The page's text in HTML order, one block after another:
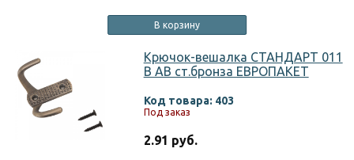
В корзину
Крючок-вешалка СТАНДАРТ 011
B AB ст.бронза ЕВРОПАКЕТ
Код товара: 403
Под заказ
2.91 руб.